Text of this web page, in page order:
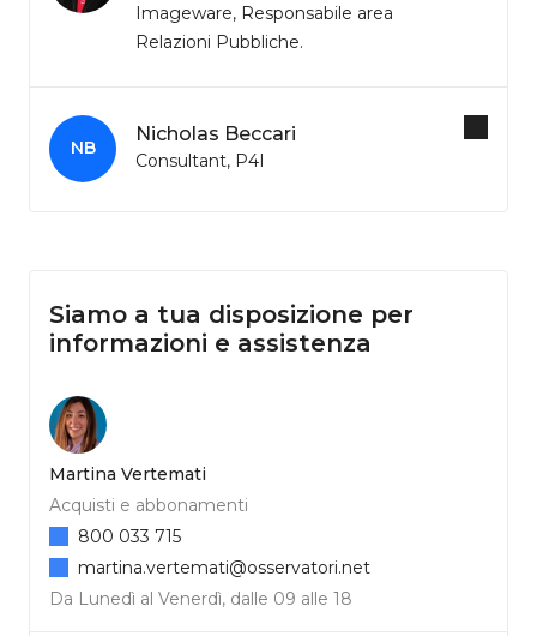
Imageware, Responsabile area
Relazioni Pubbliche.
NB
Nicholas Beccari
Consultant, P4I
Siamo a tua disposizione per
informazioni e assistenza
Martina Vertemati
Acquisti e abbonamenti
Da Lunedì al Venerdì, dalle 09 alle 18
800 033 715
martina.vertemati@osservatori.net